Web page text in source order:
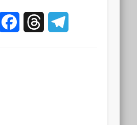
WhatsAppFacebookThreads